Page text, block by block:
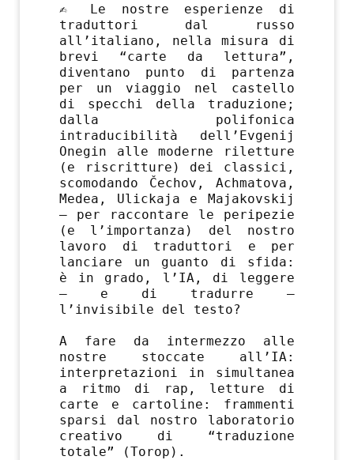
✍️ Le nostre esperienze di
traduttori dal russo
all’italiano, nella misura di
brevi “carte da lettura”,
diventano punto di partenza
per un viaggio nel castello
di specchi della traduzione;
dalla polifonica
intraducibilità dell’Evgenij
Onegin alle moderne riletture
(e riscritture) dei classici,
scomodando Čechov, Achmatova,
Medea, Ulickaja e Majakovskij
– per raccontare le peripezie
(e l’importanza) del nostro
lavoro di traduttori e per
lanciare un guanto di sfida:
è in grado, l’IA, di leggere
– e di tradurre –
l’invisibile del testo?
A fare da intermezzo alle
nostre stoccate all’IA:
interpretazioni in simultanea
a ritmo di rap, letture di
carte e cartoline: frammenti
sparsi dal nostro laboratorio
creativo di “traduzione
totale” (Torop).